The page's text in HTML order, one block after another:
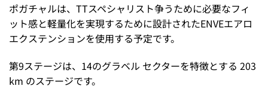
ポガチャルは、TTスペシャリスト争うために必要なフィ
ット感と軽量化を実現するために設計されたENVEエアロ
エクステンションを使用する予定です。
第9ステージは、14のグラベル セクターを特徴とする 203
km のステージです。